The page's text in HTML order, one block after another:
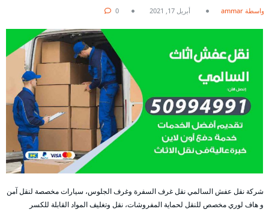
بواسطة ammar أبريل 17, 2021 0
شركة نقل عفش السالمي نقل غرف السفرة وغرف الجلوس، سيارات مخصصة لنقل آمن
و هاف لوري مخصص للنقل لحماية المفروشات، نقل وتغليف المواد القابلة للكسر